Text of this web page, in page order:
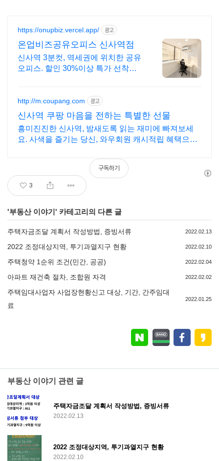
https://onupbiz.vercel.app/ 광고
온업비즈공유오피스 신사역점
신사역 3분컷, 역세권에 위치한 공유
오피스. 할인 30%이상 특가 선착순
http://m.coupang.com 광고
신사역 쿠팡 마음을 전하는 특별한 선물
흥미진진한 신사역, 밤새도록 읽는 재미에 빠져보세
요. 사색을 즐기는 당신, 와우회원 캐시적립 혜택으로
3
구독하기
'부동산 이야기' 카테고리의 다른 글
주택자금조달 계획서 작성방법, 증빙서류 2022.02.13
2022 조정대상지역, 투기과열지구 현황 2022.02.10
주택청약 1순위 조건(민간, 공공) 2022.02.04
아파트 재건축 절차, 조합원 자격 2022.02.02
주택임대사업자 사업장현황신고 대상, 기간, 간주임대
료
2022.01.25
부동산 이야기 관련 글
주택자금조달 계획서 작성방법, 증빙서류
2022.02.13
2022 조정대상지역, 투기과열지구 현황
2022.02.10